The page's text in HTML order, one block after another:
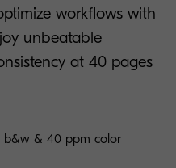
workflows with
unbeatable
at 40 pages
b&w & 40 ppm color